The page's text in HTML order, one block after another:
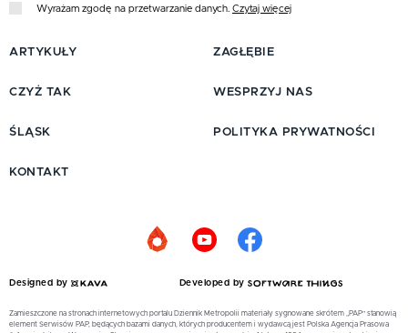
Wyrażam zgodę na przetwarzanie danych. Czytaj więcej
ARTYKUŁY
CZYŻ TAK
ŚLĄSK
ZAGŁĘBIE
WESPRZYJ NAS
POLITYKA PRYWATNOŚCI
KONTAKT
Designed by Developed by
Zamieszczone na stronach internetowych portalu Dziennik Metropolii materiały sygnowane skrótem „PAP” stanowią
element Serwisów PAP, będących bazami danych, których producentem i wydawcą jest Polska Agencja Prasowa